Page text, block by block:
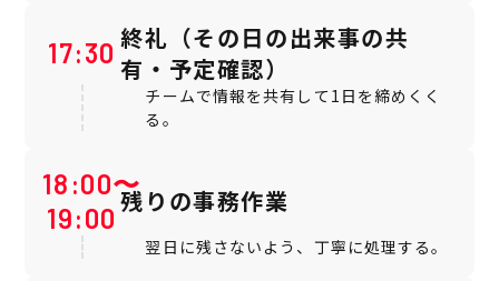
17:30 終礼（その日の出来事の共
有・予定確認）
チームで情報を共有して1日を締めくく
る。
18:00〜
19:00
残りの事務作業
翌日に残さないよう、丁寧に処理する。